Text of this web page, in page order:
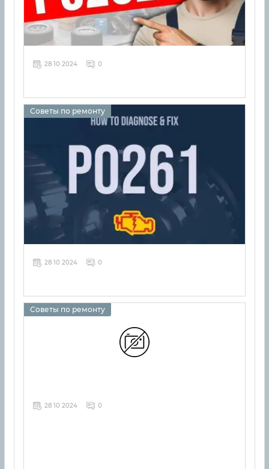
28 10 2024 0
Советы по ремонту
28 10 2024 0
Советы по ремонту
28 10 2024 0